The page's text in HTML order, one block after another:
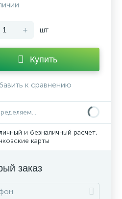
+ шт
Купить
к сравнению
и безналичный расчет,
карты
заказ